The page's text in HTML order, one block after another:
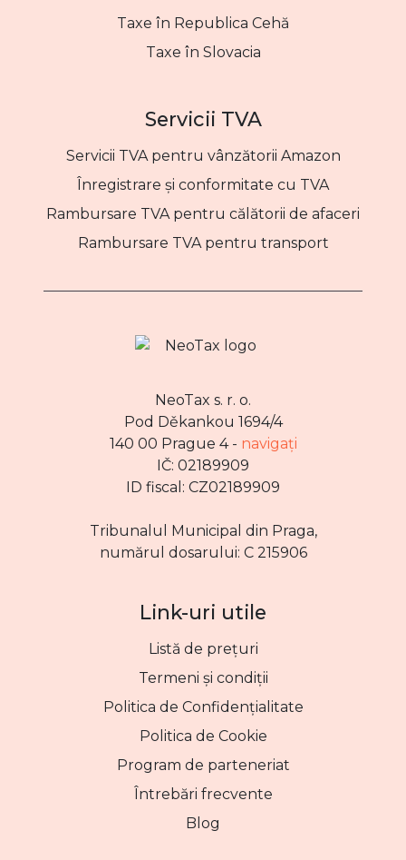
Taxe în Republica Cehă
Taxe în Slovacia
Servicii TVA
Servicii TVA pentru vânzătorii Amazon
Înregistrare și conformitate cu TVA
Rambursare TVA pentru călătorii de afaceri
Rambursare TVA pentru transport
NeoTax s. r. o.
Pod Děkankou 1694/4
140 00 Prague 4 - navigați
IČ: 02189909
ID fiscal: CZ02189909
Tribunalul Municipal din Praga,
numărul dosarului: C 215906
Link-uri utile
Listă de prețuri
Termeni și condiții
Politica de Confidențialitate
Politica de Cookie
Program de parteneriat
Întrebări frecvente
Blog